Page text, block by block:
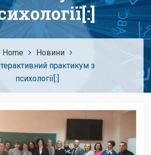
Home
Новини
практикум з
психології[:]